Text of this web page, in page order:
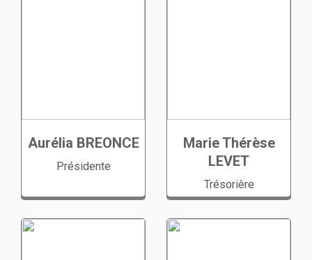
Aurélia BREONCE
Présidente
Marie Thérèse
LEVET
Trésorière